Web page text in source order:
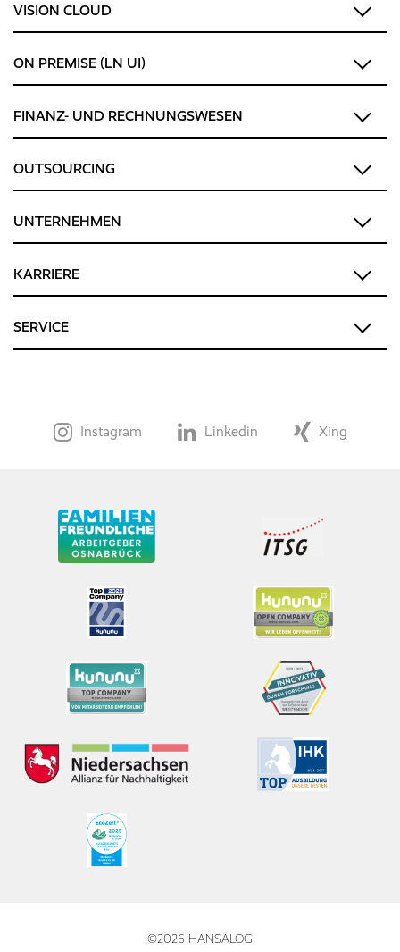
VISION CLOUD
ON PREMISE (LN UI)
FINANZ- UND RECHNUNGSWESEN
OUTSOURCING
UNTERNEHMEN
KARRIERE
SERVICE
Instagram Linkedin Xing
©2026 HANSALOG